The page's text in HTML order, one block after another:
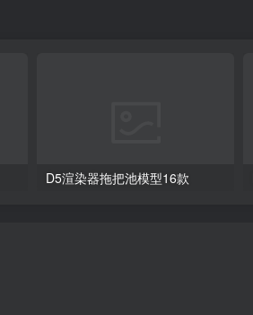
D5渲染器拖把池模型16款